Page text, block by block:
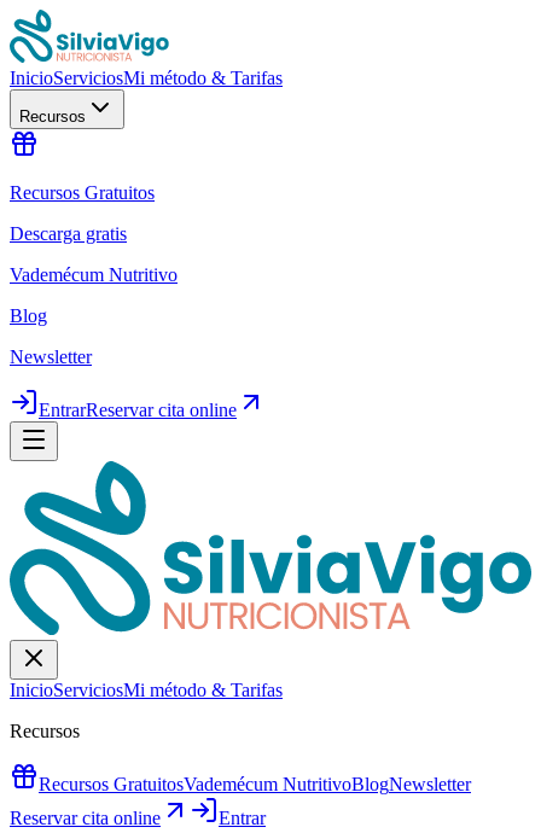
InicioServiciosMi método & Tarifas
Recursos
Recursos Gratuitos
Descarga gratis
Vademécum Nutritivo
Blog
Newsletter
EntrarReservar cita online
InicioServiciosMi método & Tarifas
Recursos
Recursos GratuitosVademécum NutritivoBlogNewsletter
Reservar cita online
Entrar